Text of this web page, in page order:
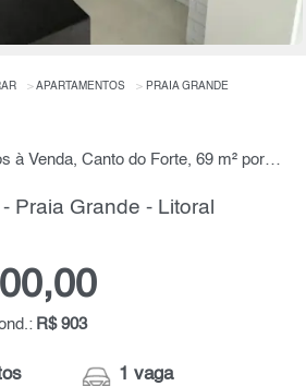
APARTAMENTOS
PRAIA GRANDE
Apartamento, 2 Quartos à Venda, Canto do Forte, 69 m² por R$ 590.000,00
- Praia Grande - Litoral
R$ 903
1 vaga